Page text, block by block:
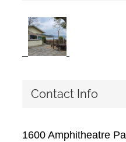
Contact Info
1600 Amphitheatre